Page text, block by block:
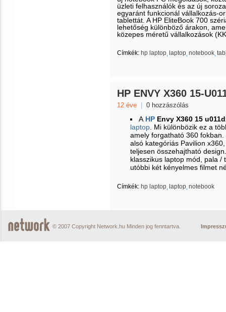
üzleti felhasználók és az új
egyaránt funkcionál vállalkozás-
tablettát. A HP EliteBook 700
lehetőség különböző árakon,
közepes méretű vállalkozások
Címkék: hp laptop laptop notebook
HP ENVY X360 15-
12 éve 0 hozzászólás
A HP Envy X360 15
laptop . Mi különbözik ez a
amely forgatható 360 fokban.
alsó kategóriás Pavilion
teljesen összehajtható
klasszikus laptop mód, pala /
utóbbi két kényelmes filmet
Címkék: hp laptop laptop notebook
© 2007 Copyright Network.hu Minden jog fenntartva.